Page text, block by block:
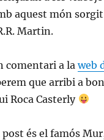
aquest món
Martin.
comentari a laweb
que arribi a
Roca Casterly
és el famós